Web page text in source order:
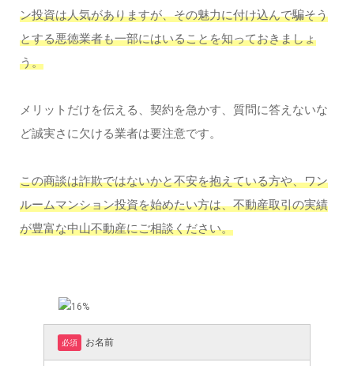
ン投資は人気がありますが、その魅力に付け込んで騙そう
とする悪徳業者も一部にはいることを知っておきましょ
う。
メリットだけを伝える、契約を急かす、質問に答えないな
ど誠実さに欠ける業者は要注意です。
この商談は詐欺ではないかと不安を抱えている方や、ワン
ルームマンション投資を始めたい方は、不動産取引の実績
が豊富な中山不動産にご相談ください。
必須 お名前